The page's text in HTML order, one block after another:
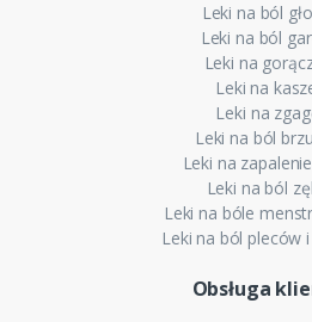
Leki na ból
Leki na ból
Leki na
Leki na
Leki na
Leki na ból
Leki na
Leki na ból
Leki na bóle
Leki na ból pleców
Obsługa